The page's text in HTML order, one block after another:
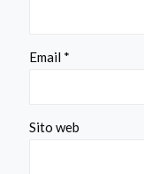
Email *
Sito web